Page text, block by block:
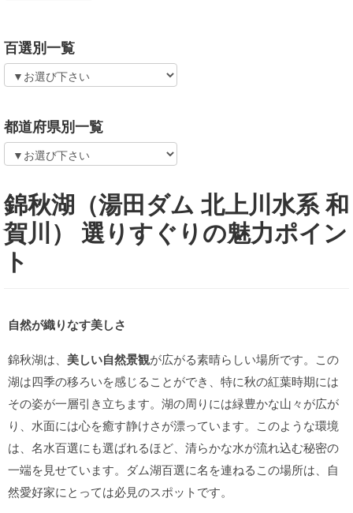
百選別一覧
都道府県別一覧
錦秋湖（湯田ダム 北上川水系 和
賀川） 選りすぐりの魅力ポイン
ト
自然が織りなす美しさ
錦秋湖は、 美しい自然景観が広がる素晴らしい場所です。この
湖は四季の移ろいを感じることができ、特に秋の紅葉時期には
その姿が一層引き立ちます。湖の周りには緑豊かな山々が広が
り、水面には心を癒す静けさが漂っています。このような環境
は、名水百選にも選ばれるほど、清らかな水が流れ込む秘密の
一端を見せています。ダム湖百選に名を連ねるこの場所は、自
然愛好家にとっては必見のスポットです。